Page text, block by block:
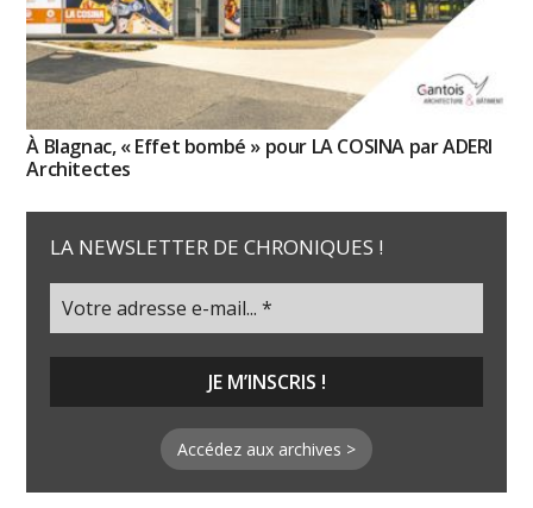
À Blagnac, « Effet bombé » pour LA COSINA par ADERI
Architectes
LA NEWSLETTER DE CHRONIQUES !
Accédez aux archives >